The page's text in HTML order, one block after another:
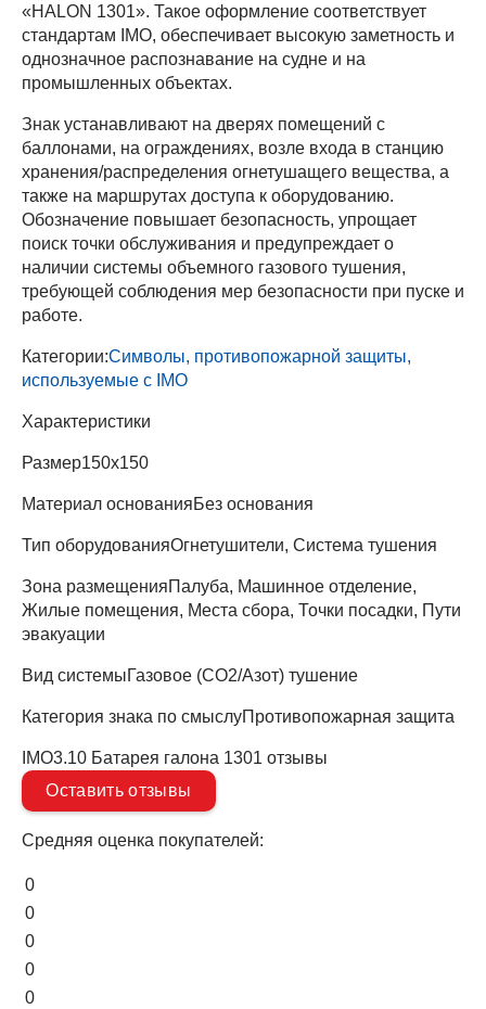
«HALON 1301». Такое оформление соответствует
стандартам IMO, обеспечивает высокую заметность и
однозначное распознавание на судне и на
промышленных объектах.
Знак устанавливают на дверях помещений с
баллонами, на ограждениях, возле входа в станцию
хранения/распределения огнетушащего вещества, а
также на маршрутах доступа к оборудованию.
Обозначение повышает безопасность, упрощает
поиск точки обслуживания и предупреждает о
наличии системы объемного газового тушения,
требующей соблюдения мер безопасности при пуске и
работе.
Категории:Символы, противопожарной защиты,
используемые с IMO
Характеристики
Размер150х150
Материал основанияБез основания
Тип оборудованияОгнетушители, Система тушения
Зона размещенияПалуба, Машинное отделение,
Жилые помещения, Места сбора, Точки посадки, Пути
эвакуации
Вид системыГазовое (СО2/Азот) тушение
Категория знака по смыслуПротивопожарная защита
IMO3.10 Батарея галона 1301 отзывы
Оставить отзывы
Средняя оценка покупателей:
0
0
0
0
0